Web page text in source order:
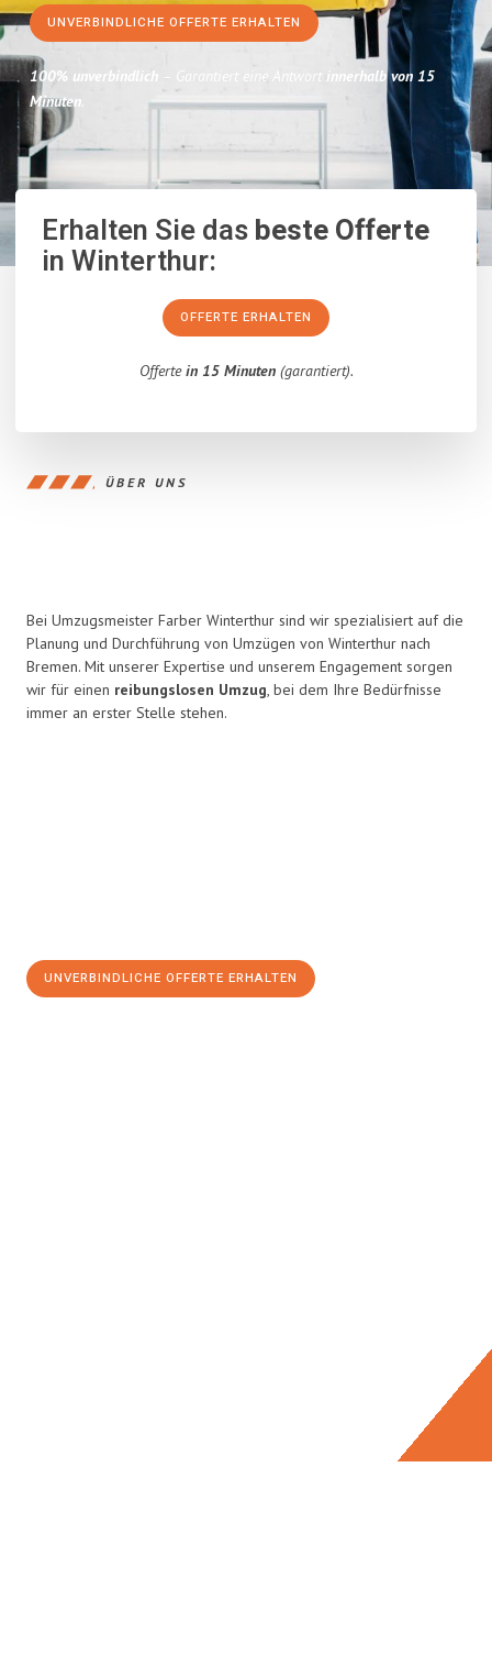
UNVERBINDLICHE OFFERTE ERHALTEN
100% unverbindlich – Garantiert eine Antwort innerhalb von 15
Minuten.
Erhalten Sie dasbeste Offerte
in Winterthur:
OFFERTE ERHALTEN
Offertein 15 Minuten(garantiert).
ÜBER UNS
Bei Umzugsmeister Farber Winterthur sind wir spezialisiert auf die
Planung und Durchführung von Umzügen von Winterthur nach
Bremen. Mit unserer Expertise und unserem Engagement sorgen
wir für einen reibungslosen Umzug, bei dem Ihre Bedürfnisse
immer an erster Stelle stehen.
UNVERBINDLICHE OFFERTE ERHALTEN